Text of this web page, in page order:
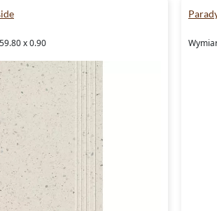
Państwa pytania i zamówienia.
płytki do Państwa
x 0.90